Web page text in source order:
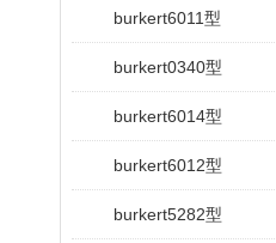
burkert6011型
burkert0340型
burkert6014型
burkert6012型
burkert5282型